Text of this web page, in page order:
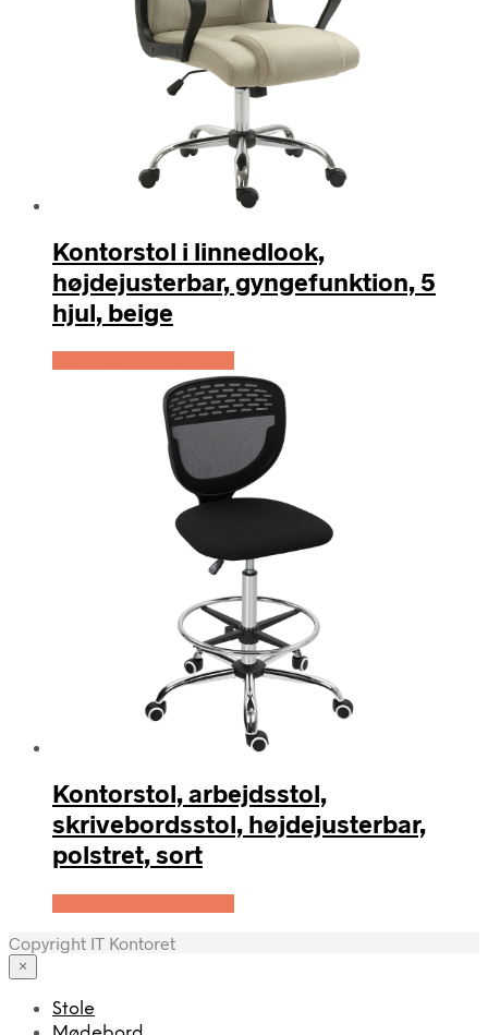
Kontorstol i linnedlook,
højdejusterbar, gyngefunktion, 5
hjul, beige
Kontorstol, arbejdsstol,
skrivebordsstol, højdejusterbar,
polstret, sort
Copyright IT Kontoret
×
Stole